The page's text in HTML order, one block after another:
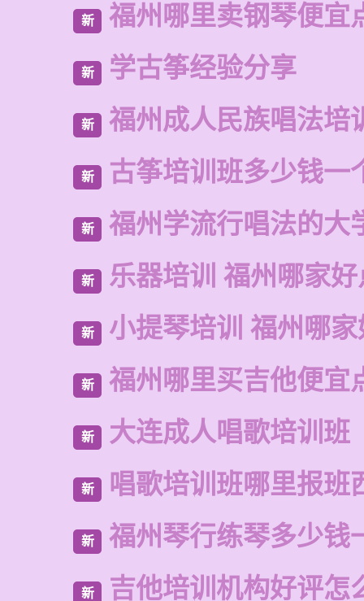
新 福州哪里卖钢琴便宜
新 学古筝经验分享
新 福州成人民族唱法培
新 古筝培训班多少钱一
新 福州学流行唱法的大
新 乐器培训 福州哪家好
新 小提琴培训 福州哪
新 福州哪里买吉他便宜
新 大连成人唱歌培训班
新 唱歌培训班哪里报班
新 福州琴行练琴多少钱
新 吉他培训机构好评怎